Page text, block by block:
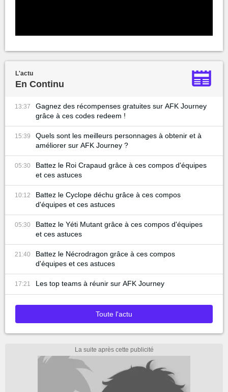
L'actu
En Continu
13:37
Gagnez des récompenses gratuites sur AFK Journey
grâce à ces codes redeem !
15:39
Quels sont les meilleurs personnages à obtenir et à
améliorer sur AFK Journey ?
05:30
Battez le Roi Crapaud grâce à ces compos d'équipes
et ces astuces
10:12
Battez le Cyclope déchu grâce à ces compos
d'équipes et ces astuces
05:30
Battez le Yéti Mutant grâce à ces compos d'équipes
et ces astuces
21:40
Battez le Nécrodragon grâce à ces compos
d'équipes et ces astuces
17:21 Les top teams à réunir sur AFK Journey
Toute l'actu